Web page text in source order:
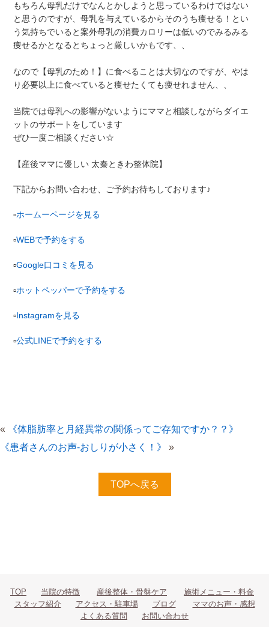
もちろん母乳だけでなんとかしようと思っているわけではない
と思うのですが、母乳を与えているからそのうち痩せる！とい
う気持ちでいると案外母乳の消費カロリーは低いのでみるみる
痩せるかとなるとちょっと厳しいかもです、、
なので【母乳のため！】に食べることは大切なのですが、やは
り必要以上に食べていると痩せたくても痩せれません、、
当院では母乳への影響がないようにママと相談しながらダイエ
ットのサポートをしています
ぜひ一度ご相談ください☆
【産後ママに優しい 太秦ときわ整体院】
下記からお問い合わせ、ご予約お待ちしております♪
▫︎ホームーページを見る
▫︎WEBで予約をする
▫︎Google口コミを見る
▫︎ホットペッパーで予約をする
▫︎Instagramを見る
▫︎公式LINEで予約をする
«
《体脂肪率と月経異常の関係ってご存知ですか？？》
《患者さんのお声-おしりが小さく！》
»
TOPへ戻る
TOP 当院の特徴 産後整体・骨盤ケア
施術メニュー・料金
スタッフ紹介
アクセス・駐車場 ブログ
ママのお声・感想
よくある質問
お問い合わせ